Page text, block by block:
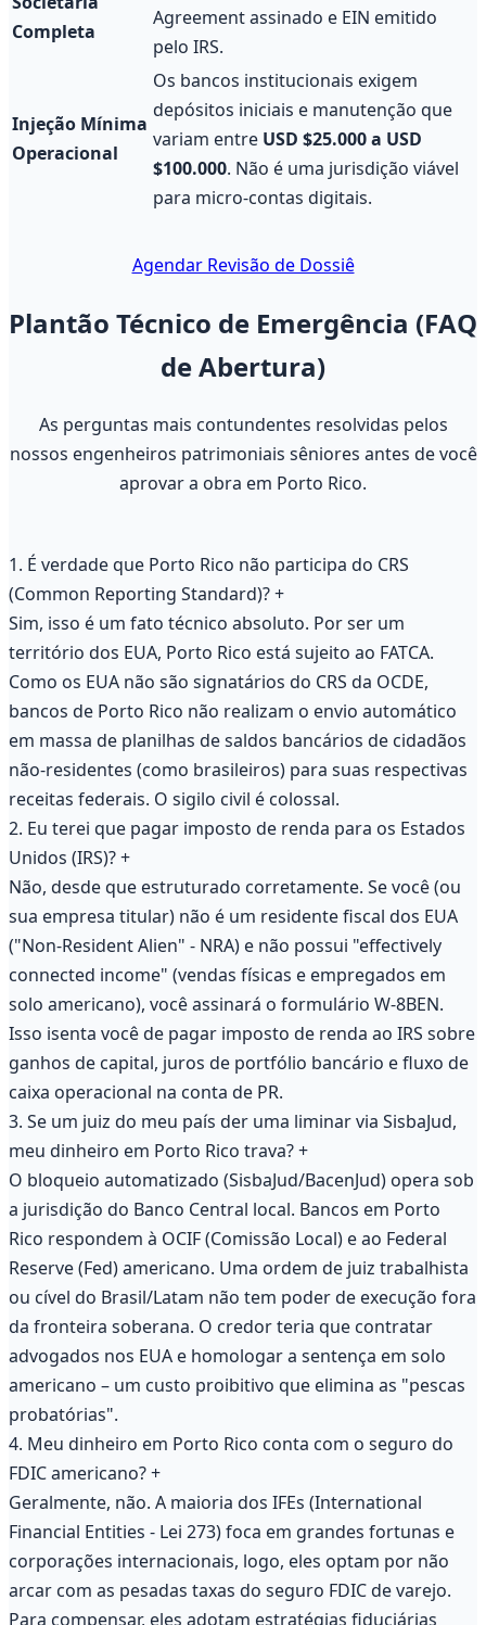
Completa
Agreement assinado e EIN emitido
pelo IRS.
Injeção Mínima
Operacional
Os bancos institucionais exigem
depósitos iniciais e manutenção que
variam entre USD $25.000 a USD
$100.000. Não é uma jurisdição viável
para micro-contas digitais.
Agendar Revisão de Dossiê
Plantão Técnico de Emergência (FAQ
de Abertura)
As perguntas mais contundentes resolvidas pelos
nossos engenheiros patrimoniais sêniores antes de você
aprovar a obra em Porto Rico.
1. É verdade que Porto Rico não participa do CRS
(Common Reporting Standard)?+
Sim, isso é um fato técnico absoluto. Por ser um
território dos EUA, Porto Rico está sujeito ao FATCA.
Como os EUA não são signatários do CRS da OCDE,
bancos de Porto Rico não realizam o envio automático
em massa de planilhas de saldos bancários de cidadãos
não-residentes (como brasileiros) para suas respectivas
receitas federais. O sigilo civil é colossal.
2. Eu terei que pagar imposto de renda para os Estados
Unidos (IRS)?+
Não, desde que estruturado corretamente. Se você (ou
sua empresa titular) não é um residente fiscal dos EUA
("Non-Resident Alien" - NRA) e não possui "effectively
connected income" (vendas físicas e empregados em
solo americano), você assinará o formulário W-8BEN.
Isso isenta você de pagar imposto de renda ao IRS sobre
ganhos de capital, juros de portfólio bancário e fluxo de
caixa operacional na conta de PR.
3. Se um juiz do meu país der uma liminar via SisbaJud,
meu dinheiro em Porto Rico trava?+
O bloqueio automatizado (SisbaJud/BacenJud) opera sob
a jurisdição do Banco Central local. Bancos em Porto
Rico respondem à OCIF (Comissão Local) e ao Federal
Reserve (Fed) americano. Uma ordem de juiz trabalhista
ou cível do Brasil/Latam não tem poder de execução fora
da fronteira soberana. O credor teria que contratar
advogados nos EUA e homologar a sentença em solo
americano – um custo proibitivo que elimina as "pescas
probatórias".
4. Meu dinheiro em Porto Rico conta com o seguro do
FDIC americano?+
Geralmente, não. A maioria dos IFEs (International
Financial Entities - Lei 273) foca em grandes fortunas e
corporações internacionais, logo, eles optam por não
arcar com as pesadas taxas do seguro FDIC de varejo.
Para compensar, eles adotam estratégias fiduciárias